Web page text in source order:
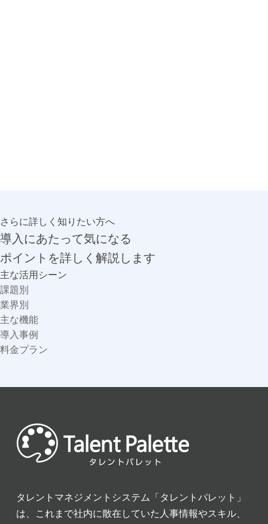
さらに詳しく知りたい方へ
導入にあたって気になる
ポイントを詳しく解説します
主な活用シーン
課題別
業界別
主な機能
導入事例
料金プラン
タレントマネジメントシステム「タレントパレット」
は、これまで社内に散在していた人事情報やスキル、